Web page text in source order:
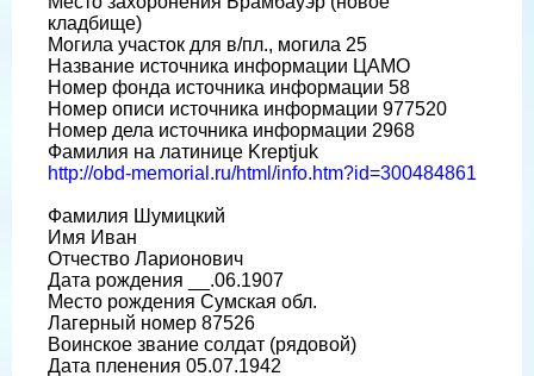
кладбище)
Могила участок для в/пл., могила 25
Название источника информации ЦАМО
Номер фонда источника информации 58
Номер описи источника информации 977520
Номер дела источника информации 2968
Фамилия на латинице Kreptjuk
http://obd-memorial.ru/html/info.htm?id=300484861
Фамилия Шумицкий
Имя Иван
Отчество Ларионович
Дата рождения __.06.1907
Место рождения Сумская обл.
Лагерный номер 87526
Воинское звание солдат (рядовой)
Дата пленения 05.07.1942